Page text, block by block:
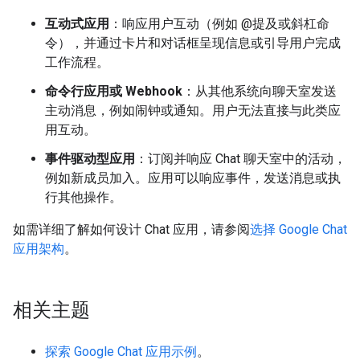
互动式应用 ：响应用户互动（例如 @提及或斜杠命
令），并通过卡片和对话框呈现信息或引导用户完成
工作流程。
命令行应用或 Webhook ：从其他系统向聊天室发送
主动消息，例如闹钟或通知。用户无法直接与此类应
用互动。
事件驱动型应用 ：订阅并响应 Chat 聊天室中的活动，
例如新成员加入。应用可以响应事件，发送消息或执
行其他操作。
如需详细了解如何设计 Chat 应用，请参阅选择 Google Chat
应用架构。
相关主题
探索 Google Chat 应用示例。